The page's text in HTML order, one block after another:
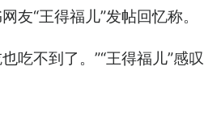
友“王得福儿”发帖回忆称。
吃不到了。”“王得福儿”感叹